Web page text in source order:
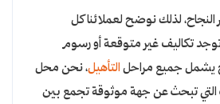
لذلك نوضح لعملائنا كل
توجد تكاليف غير متوقعة أو رسوم
جميع مراحلالتأهيل، نحن محل
التي تبحث عن جهة موثوقة تجمع بين